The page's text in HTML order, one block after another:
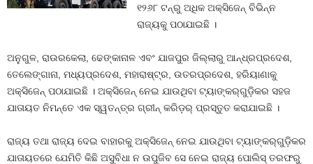
୧୨୬୮ ଟନ୍‌ରୁ ଅଧିକ ଅକ୍ସିଜେନ୍ ବିଭିନ୍ନ
ରାଜ୍ୟକୁ ପଠାଯାଇଛି ।
ଅନୁଗୁଳ, ରାଉରକେଲା, ଢେଙ୍କାନାଳ ଏବଂ ଯାଜପୁର ଜିଲ୍ଲାରୁ ଆନ୍ଧ୍ରପ୍ରଦେଶ,
ତେଲେଙ୍ଗାନା, ମଧ୍ୟପ୍ରଦେଶ, ମହାରାଷ୍ଟ୍ର, ଉତରପ୍ରଦେଶ, ହରିୟାଣାକୁ
ଅକ୍ସିଜେନ୍ ପଠାଯାଇଛି । ଅକ୍ସିଜେନ୍ ନେଇ ଯାଉଥିବା ଟ୍ୟାଙ୍କର୍‌ଗୁଡ଼ିକର ସହଜ
ଯାତାୟତ ନିମନ୍ତେ ଏକ ସ୍ୱତନ୍ତ୍ର ଗ୍ରୀନ୍ କରିଡ଼ର୍ ପ୍ରସ୍ତୁତ କରାଯାଇଛି ।
ରାଜ୍ୟ ତଥା ରାଜ୍ୟ ଦେଇ ବାହାରକୁ ଅକ୍ସିଜେନ୍ ନେଇ ଯାଉଥିବା ଟ୍ୟାଙ୍କର୍‌ଗୁଡ଼ିକର
ଯାତାୟତରେ ଯେମିତି କିଛି ଅସୁବିଧା ନ ଉପୁଜିବ ସେ ନେଇ ରାଜ୍ୟ ପୋଲିସ୍ ତରଫରୁ